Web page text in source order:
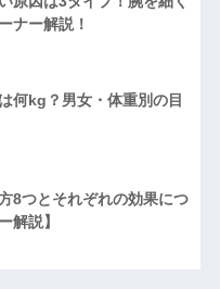
ナー解説！
何kg？男女・体重別の目
8つとそれぞれの効果につ
解説】